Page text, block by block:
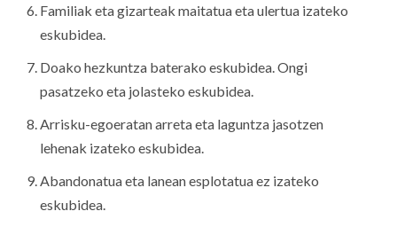
Familiak eta gizarteak maitatua eta ulertua izateko
eskubidea.
Doako hezkuntza baterako eskubidea. Ongi
pasatzeko eta jolasteko eskubidea.
Arrisku-egoeratan arreta eta laguntza jasotzen
lehenak izateko eskubidea.
Abandonatua eta lanean esplotatua ez izateko
eskubidea.